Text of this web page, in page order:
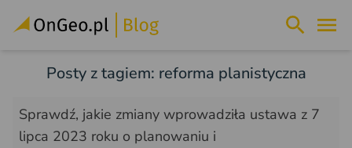
Posty z tagiem: reforma planistyczna
Sprawdź, jakie zmiany wprowadziła ustawa z 7
lipca 2023 roku o planowaniu i